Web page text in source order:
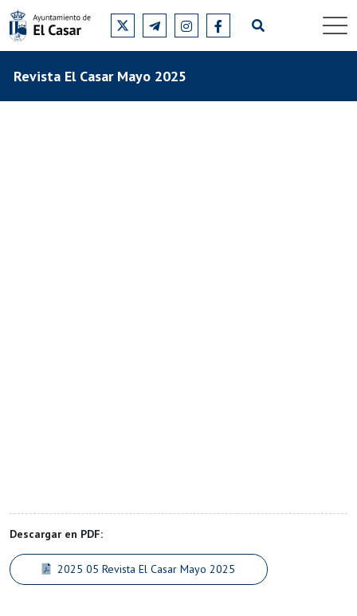
Revista El Casar Mayo 2025
Descargar en PDF:
2025 05 Revista El Casar Mayo 2025